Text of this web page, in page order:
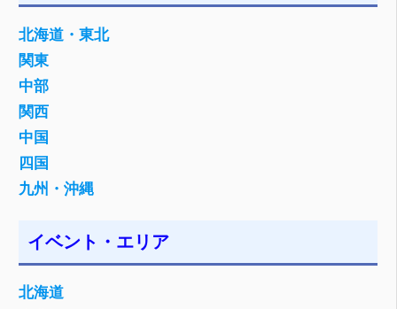
北海道・東北
関東
中部
関西
中国
四国
九州・沖縄
イベント・エリア
北海道